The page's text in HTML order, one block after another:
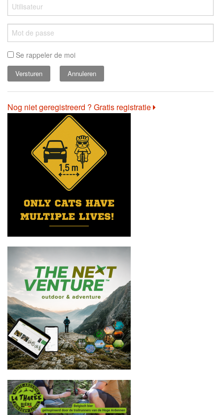
Se rappeler de moi
Annuleren
Nog niet geregistreerd ? Gratis registratie